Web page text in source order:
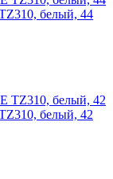
белый, 44
белый, 42